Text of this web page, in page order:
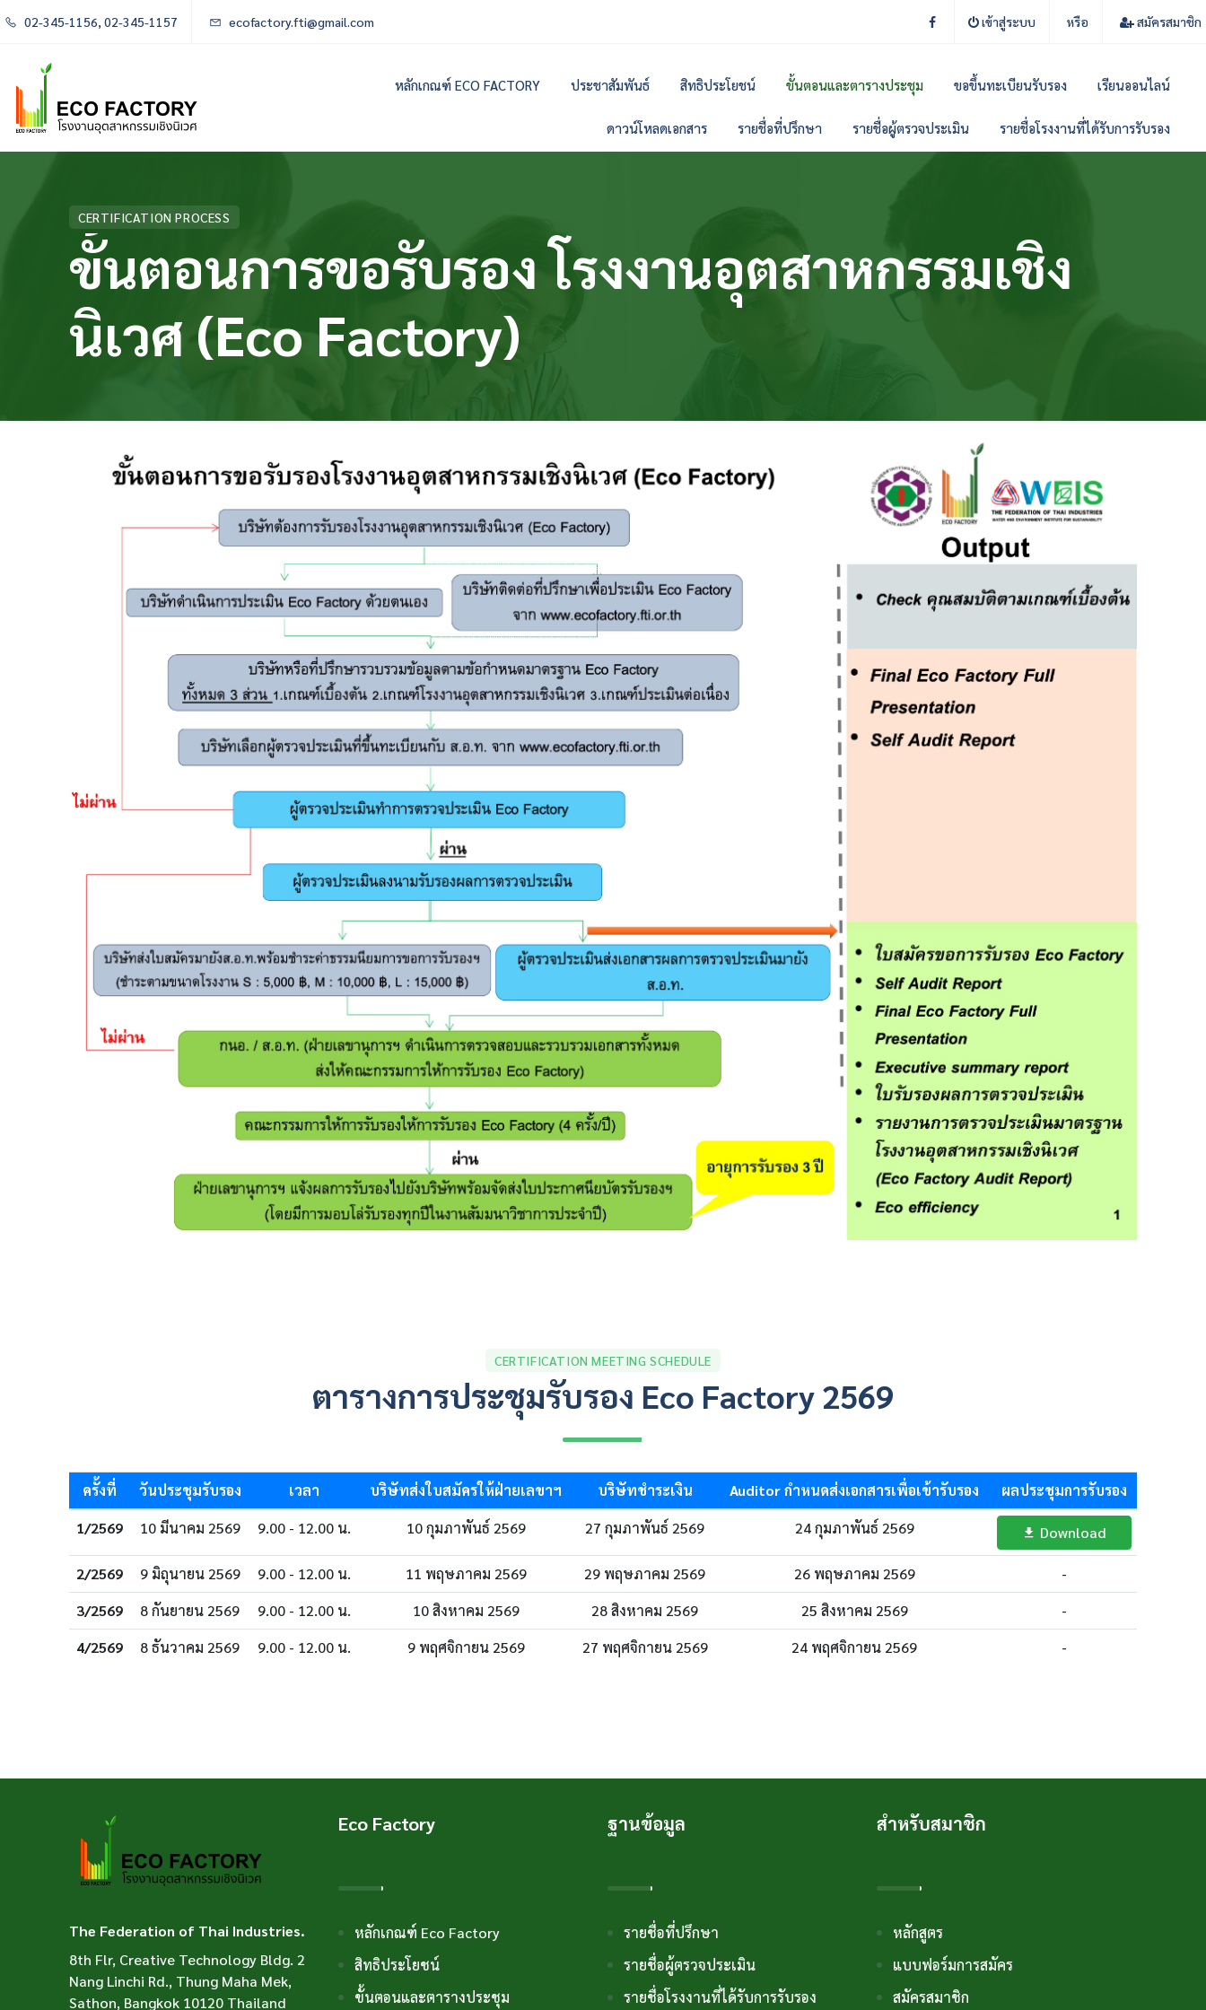
02-345-1156, 02-345-1157 ecofactory.fti@gmail.com เข้าสู่ระบบ หรือ สมัครสมาชิก
หลักเกณฑ์ ECO FACTORY ประชาสัมพันธ์ สิทธิประโยชน์ ขั้นตอนและตารางประชุม ขอขึ้นทะเบียนรับรอง เรียนออนไลน์
ดาวน์โหลดเอกสาร รายชื่อที่ปรึกษา รายชื่อผู้ตรวจประเมิน รายชื่อโรงงานที่ได้รับการรับรอง
CERTIFICATION PROCESS
ขั้นตอนการขอรับรอง โรงงานอุตสาหกรรมเชิง
นิเวศ (Eco Factory)
CERTIFICATION MEETING SCHEDULE
ตารางการประชุมรับรอง Eco Factory 2569
ครั้งที่ วันประชุมรับรอง เวลา บริษัทส่งใบสมัครให้ฝ่ายเลขาฯ บริษัทชำระเงิน Auditor กำหนดส่งเอกสารเพื่อเข้ารับรอง
ผลประชุมการรับรอง
1/2569
10 มีนาคม 2569 9.00 - 12.00 น. 10 กุมภาพันธ์ 2569 27 กุมภาพันธ์ 2569 24 กุมภาพันธ์ 2569 Download
2/2569 9 มิถุนายน 2569 9.00 - 12.00 น. 11 พฤษภาคม 2569 29 พฤษภาคม 2569 26 พฤษภาคม 2569
-
3/2569
8 กันยายน 2569 9.00 - 12.00 น. 10 สิงหาคม 2569 28 สิงหาคม 2569 25 สิงหาคม 2569
-
4/2569
8 ธันวาคม 2569 9.00 - 12.00 น. 9 พฤศจิกายน 2569 27 พฤศจิกายน 2569 24 พฤศจิกายน 2569 -
The Federation of Thai Industries.
8th Flr, Creative Technology Bldg. 2
Nang Linchi Rd., Thung Maha Mek,
Sathon, Bangkok 10120 Thailand
Eco Factory
หลักเกณฑ์ Eco Factory
สิทธิประโยชน์
ขั้นตอนและตารางประชุม
ฐานข้อมูล
รายชื่อที่ปรึกษา
รายชื่อผู้ตรวจประเมิน
รายชื่อโรงงานที่ได้รับการรับรอง
สำหรับสมาชิก
หลักสูตร
แบบฟอร์มการสมัคร
สมัครสมาชิก